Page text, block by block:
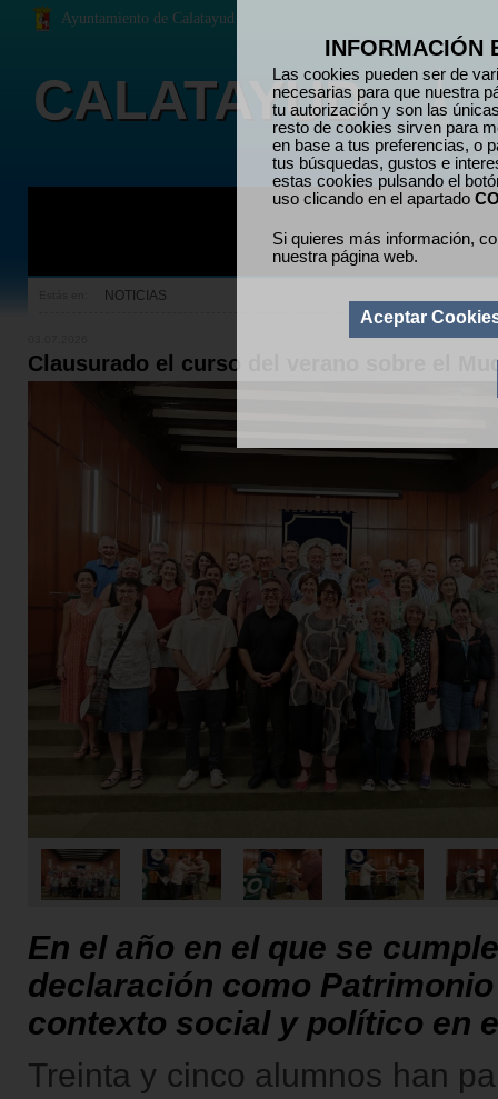
INFORMACIÓN
Las cookies pueden ser de
necesarias para que nuestra
tu autorización y son las
resto de cookies sirven para
en base a tus preferencias, o
tus búsquedas, gustos e
estas cookies pulsando el
uso clicando en el apartado
Si quieres más información,
nuestra página web.
Aceptar
Clausurado el curso del verano sobre el
En el año en el que se
declaración como
contexto social y político en
Treinta y cinco alumnos han
NOTICIAS
Ayuntamiento de Calatayud
CALATAYUD